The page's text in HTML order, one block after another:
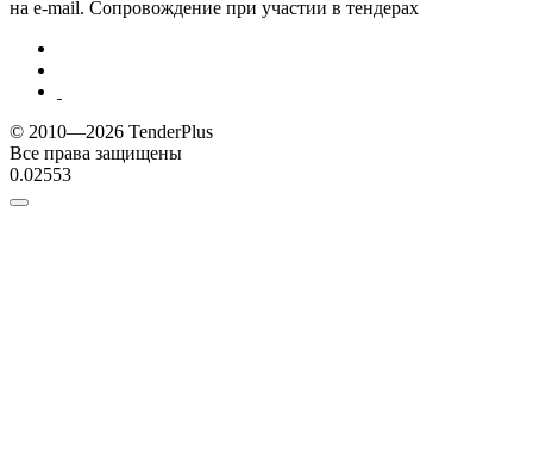
на e-mail. Сопровождение при участии в тендерах
© 2010—2026 TenderPlus
Все права защищены
0.02553